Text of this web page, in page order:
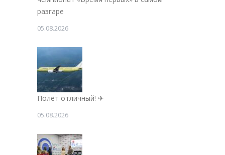
разгаре
05.08.2026
Полёт отличный! ✈
05.08.2026